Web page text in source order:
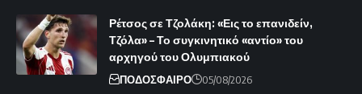
Ρέτσος σε Τζολάκη: «Εις το επανιδείν,
Τζόλα» – Το συγκινητικό «αντίο» του
αρχηγού του Ολυμπιακού
ΠΟΔΟΣΦΑΙΡΟ 05/08/2026